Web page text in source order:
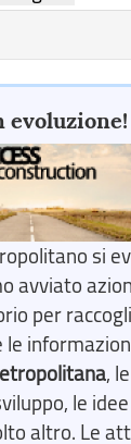
evoluzione!
si
avviato
per
le
,
le
altro. Le